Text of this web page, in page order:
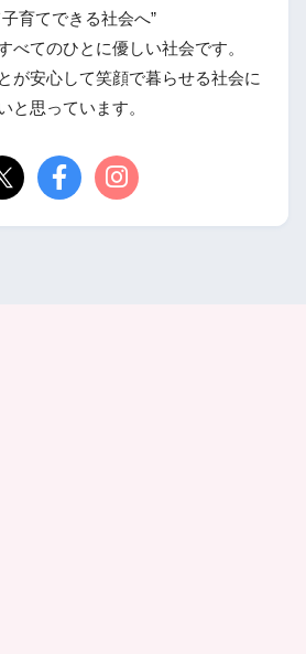
育てできる社会へ”
べてのひとに優しい社会です。
が安心して笑顔で暮らせる社会に
と思っています。